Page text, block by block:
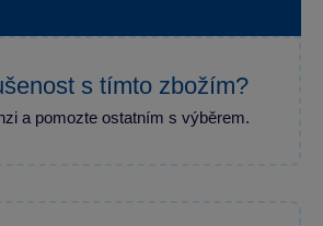
s tímto zbožím?
a pomozte ostatním s výběrem.